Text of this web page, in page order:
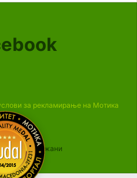
за рекламирање на Мотика
се задржани